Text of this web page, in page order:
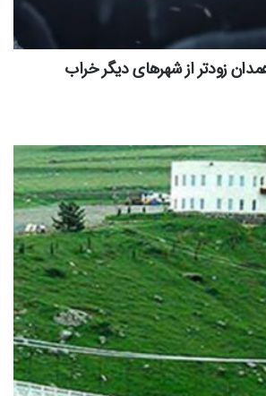
زودتر از شهرهای دیگر خراب